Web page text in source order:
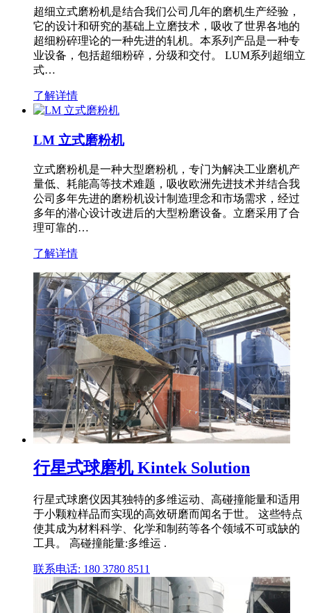
超细立式磨粉机是结合我们公司几年的磨机生产经验，
它的设计和研究的基础上立磨技术，吸收了世界各地的
超细粉碎理论的一种先进的轧机。本系列产品是一种专
业设备，包括超细粉碎，分级和交付。 LUM系列超细立
式…
了解详情
LM 立式磨粉机
立式磨粉机是一种大型磨粉机，专门为解决工业磨机产
量低、耗能高等技术难题，吸收欧洲先进技术并结合我
公司多年先进的磨粉机设计制造理念和市场需求，经过
多年的潜心设计改进后的大型粉磨设备。立磨采用了合
理可靠的…
了解详情
行星式球磨机 Kintek Solution
行星式球磨仪因其独特的多维运动、高碰撞能量和适用
于小颗粒样品而实现的高效研磨而闻名于世。 这些特点
使其成为材料科学、化学和制药等各个领域不可或缺的
工具。 高碰撞能量:多维运 .
联系电话: 180 3780 8511